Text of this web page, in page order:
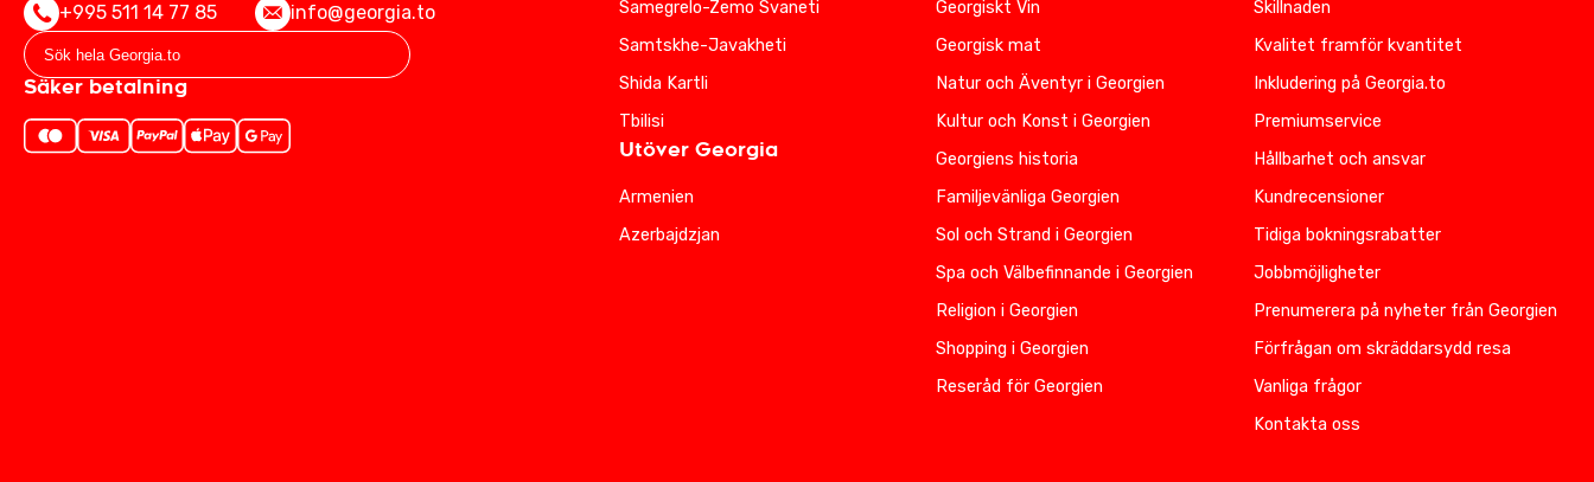
+995 511 14 77 85 info@georgia.to
Säker betalning
Samegrelo-Zemo Svaneti
Samtskhe-Javakheti
Shida Kartli
Tbilisi
Utöver Georgia
Armenien
Azerbajdzjan
Georgiskt Vin
Georgisk mat
Natur och Äventyr i Georgien
Kultur och Konst i Georgien
Georgiens historia
Familjevänliga Georgien
Sol och Strand i Georgien
Spa och Välbefinnande i Georgien
Religion i Georgien
Shopping i Georgien
Reseråd för Georgien
Skillnaden
Kvalitet framför kvantitet
Inkludering på Georgia.to
Premiumservice
Hållbarhet och ansvar
Kundrecensioner
Tidiga bokningsrabatter
Jobbmöjligheter
Prenumerera på nyheter från Georgien
Förfrågan om skräddarsydd resa
Vanliga frågor
Kontakta oss